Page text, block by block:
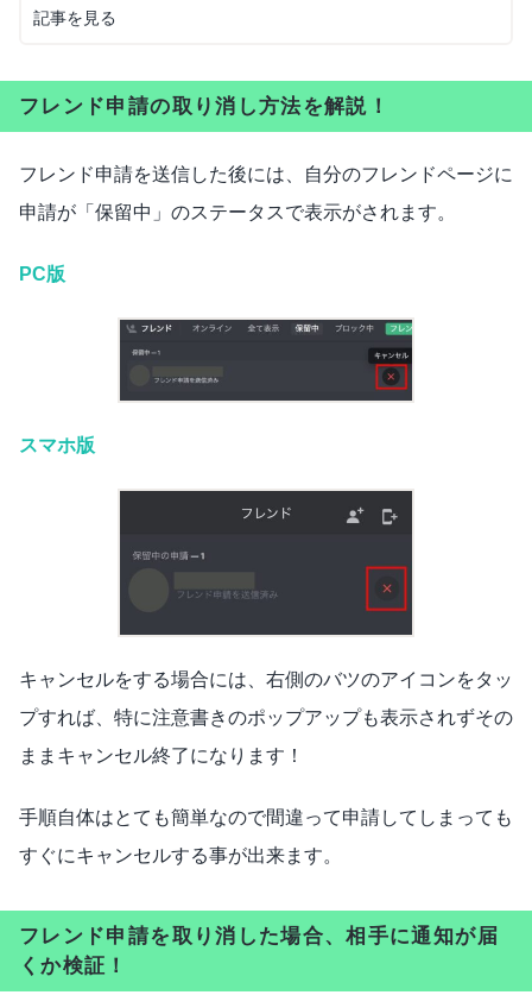
記事を見る
フレンド申請の取り消し方法を解説！
フレンド申請を送信した後には、自分のフレンドページに
申請が「保留中」のステータスで表示がされます。
PC版
スマホ版
キャンセルをする場合には、右側のバツのアイコンをタッ
プすれば、特に注意書きのポップアップも表示されずその
ままキャンセル終了になります！
手順自体はとても簡単なので間違って申請してしまっても
すぐにキャンセルする事が出来ます。
フレンド申請を取り消した場合、相手に通知が届
くか検証！